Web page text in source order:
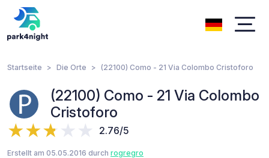
Startseite Die Orte (22100) Como - 21 Via Colombo Cristoforo
(22100) Como - 21 Via Colombo
Cristoforo
2.76/5
Erstellt am 05.05.2016 durch rogregro